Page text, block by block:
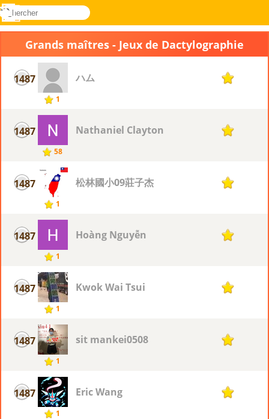
Novel
rechercher
Connectez-
Menu
Grands maîtres - Jeux de Dactylographie
1487
1
ハム 1
1487
58
Nathaniel Clayton 1
1487
1
松林國小09莊子杰 1
1487
1
Hoàng Nguyễn 1
1487
1
Kwok Wai Tsui 1
1487
1
sit mankei0508 1
1487
1
Eric Wang 1